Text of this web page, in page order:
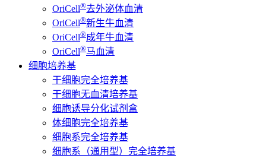
OriCell®去外泌体血清
OriCell®新生牛血清
OriCell®成年牛血清
OriCell®马血清
细胞培养基
干细胞完全培养基
干细胞无血清培养基
细胞诱导分化试剂盒
体细胞完全培养基
细胞系完全培养基
细胞系（通用型）完全培养基